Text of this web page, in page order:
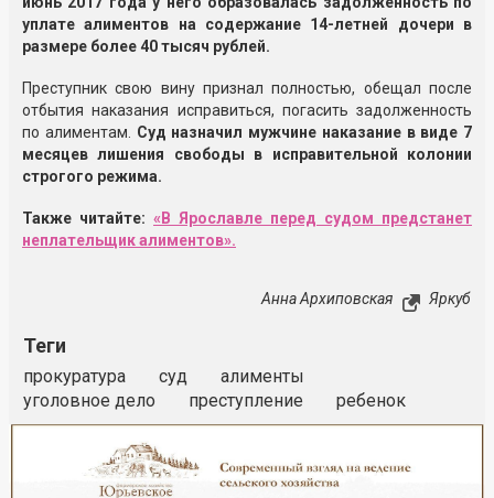
уплате алиментов на содержание 14-летней дочери в
размере более 40 тысяч рублей.
Преступник свою вину признал полностью, обещал после
отбытия наказания исправиться, погасить задолженность
по алиментам. Суд назначил мужчине наказание в виде 7
месяцев лишения свободы в исправительной колонии
строгого режима.
Также читайте: «В Ярославле перед судом предстанет
неплательщик алиментов».
Анна Архиповская Яркуб
Теги
прокуратура суд
алименты
уголовное дело
преступление ребенок